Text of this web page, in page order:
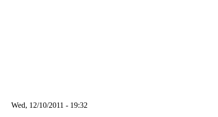
Wed, 12/10/2011 - 19:32